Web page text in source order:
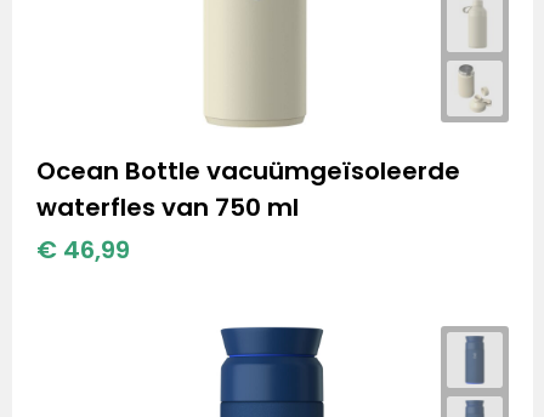
Ocean Bottle vacuümgeïsoleerde
waterfles van 750 ml
€ 46,99